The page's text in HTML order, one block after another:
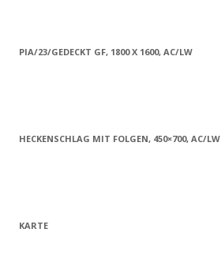
PIA/23/GEDECKT GF, 1800 X 1600, AC/LW
HECKENSCHLAG MIT FOLGEN, 450×700, AC/LW
KARTE